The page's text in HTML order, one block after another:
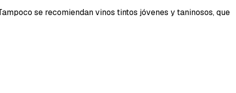
se recomiendan vinos tintos jóvenes y taninosos, que